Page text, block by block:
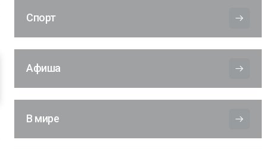
Спорт
Афиша
В мире